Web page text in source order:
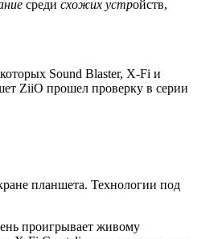
среди схожих устройств,
Sound Blaster, X-Fi и
ZiiO прошел проверку в серии
планшета. Технологии под
проигрывает живому